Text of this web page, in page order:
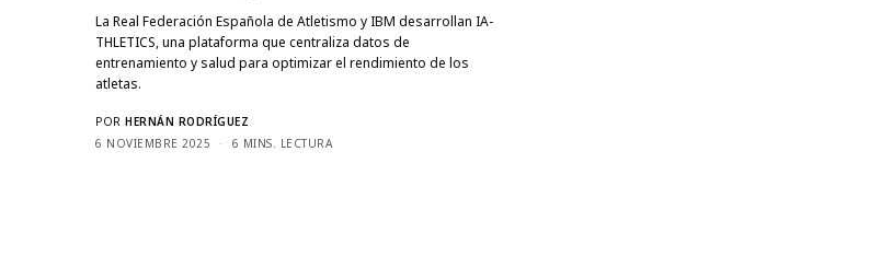
La Real Federación Española de Atletismo y IBM desarrollan IA-
THLETICS, una plataforma que centraliza datos de
entrenamiento y salud para optimizar el rendimiento de los
atletas.
POR HERNÁN RODRÍGUEZ
6 NOVIEMBRE 2025
6 MINS. LECTURA